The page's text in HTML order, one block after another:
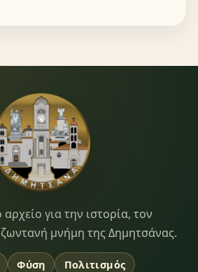
για την ιστορία, τον
μνήμη της Δημητσάνας.
Φύση Πολιτισμός